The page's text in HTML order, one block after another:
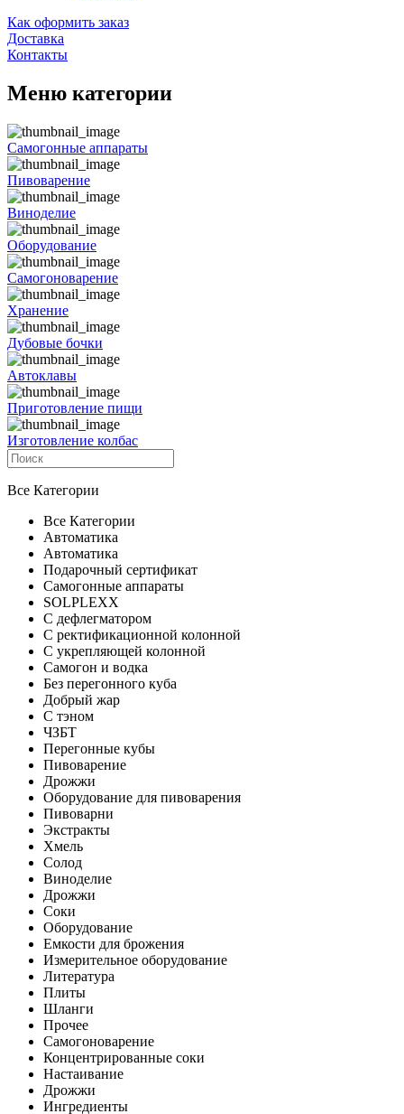
Как оформить заказ
Доставка
Контакты
Меню категории
Самогонные аппараты
Пивоварение
Виноделие
Оборудование
Самогоноварение
Хранение
Дубовые бочки
Автоклавы
Приготовление пищи
Изготовление колбас
Все Категории
Все Категории
Автоматика
Автоматика
Подарочный сертификат
Самогонные аппараты
SOLPLEXX
С дефлегматором
С ректификационной колонной
С укрепляющей колонной
Самогон и водка
Без перегонного куба
Добрый жар
С тэном
ЧЗБТ
Перегонные кубы
Пивоварение
Дрожжи
Оборудование для пивоварения
Пивоварни
Экстракты
Хмель
Солод
Виноделие
Дрожжи
Соки
Оборудование
Емкости для брожения
Измерительное оборудование
Литература
Плиты
Шланги
Прочее
Самогоноварение
Концентрированные соки
Настаивание
Дрожжи
Ингредиенты